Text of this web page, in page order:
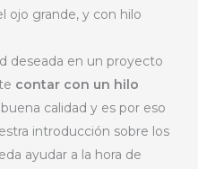
ojo grande, y con hilo
deseada en un proyecto
contar con un hilo
calidad y es por eso
introducción sobre los
ayudar a la hora de